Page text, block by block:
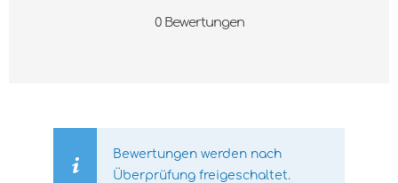
0 Bewertungen
Bewertungen werden nach
Überprüfung freigeschaltet.